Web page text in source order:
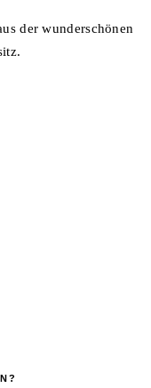
der wunderschönen